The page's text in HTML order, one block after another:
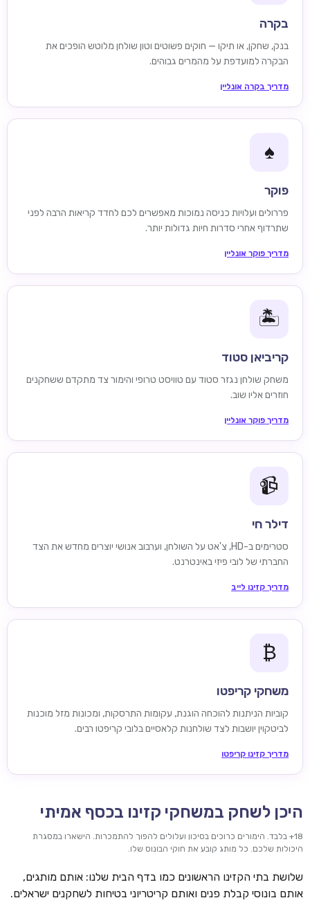
בקרה
בנק, שחקן, או תיקו — חוקים פשוטים וטון שולחן מלוטש הופכים את
הבקרה למועדפת על מהמרים גבוהים.
מדריך בקרה אונליין
♠️
פוקר
פררולים ועלויות כניסה נמוכות מאפשרים לכם לחדד קריאות הרבה לפני
שתרדוף אחרי סדרות חיות גדולות יותר.
מדריך פוקר אונליין
🏝️
קריביאן סטוד
משחק שולחן נגזר סטוד עם טוויסט טרופי והימור צד מתקדם ששחקנים
חוזרים אליו שוב.
מדריך פוקר אונליין
📹
דילר חי
סטרימים ב-HD, צ'אט על השולחן, וערבוב אנושי יוצרים מחדש את הצד
החברתי של לובי פיזי באינטרנט.
מדריך קזינו לייב
₿
משחקי קריפטו
קוביות הניתנות להוכחה הוגנת, עקומות התרסקות, ומכונות מזל מוכנות
לביטקוין יושבות לצד שולחנות קלאסיים בלובי קריפטו רבים.
מדריך קזינו קריפטו
היכן לשחק במשחקי קזינו בכסף אמיתי
18+ בלבד. הימורים כרוכים בסיכון ועלולים להפוך להתמכרות. הישארו במסגרת
היכולות שלכם. כל מותג קובע את חוקי הבונוס שלו.
שלושת בתי הקזינו הראשונים כמו בדף הבית שלנו: אותם מותגים,
אותם בונוסי קבלת פנים ואותם קריטריוני בטיחות לשחקנים ישראלים.